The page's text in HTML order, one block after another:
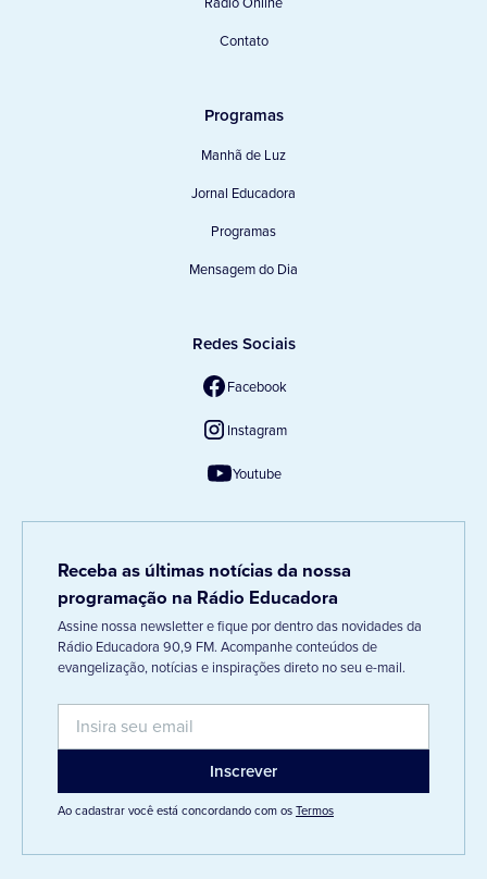
Contato
Programas
Manhã de Luz
Jornal Educadora
Programas
Mensagem do Dia
Redes Sociais
Facebook
Instagram
Youtube
Receba as últimas notícias da nossa
programação na Rádio Educadora
Assine nossa newsletter e fique por dentro das novidades da
Rádio Educadora 90,9 FM. Acompanhe conteúdos de
evangelização, notícias e inspirações direto no seu e-mail.
Ao cadastrar você está concordando com osTermos